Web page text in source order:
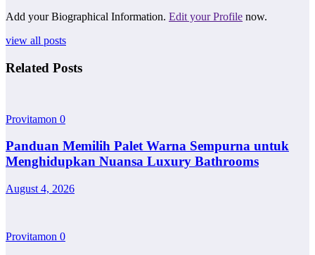
Add your Biographical Information. Edit your Profile now.
view all posts
Related Posts
Provitamon 0
Panduan Memilih Palet Warna Sempurna untuk
Menghidupkan Nuansa Luxury Bathrooms
August 4, 2026
Provitamon 0